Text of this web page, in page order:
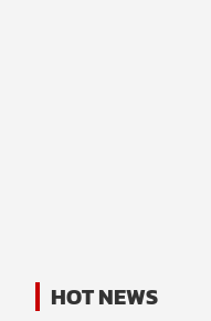
HOT NEWS